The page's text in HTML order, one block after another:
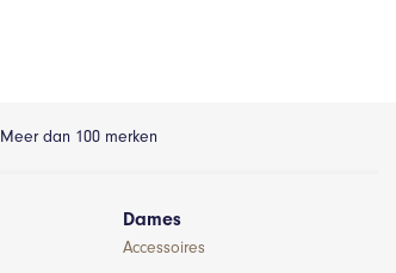
Meer dan 100 merken
Dames
Accessoires